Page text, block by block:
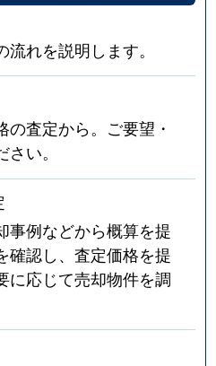
れを説明します。
査定から。ご要望・
い。
事例などから概算を提
確認し、査定価格を提
に応じて売却物件を調